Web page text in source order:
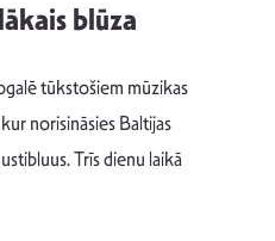
blūza
tūkstošiem mūzikas
norisināsies Baltijas
Trīs dienu laikā